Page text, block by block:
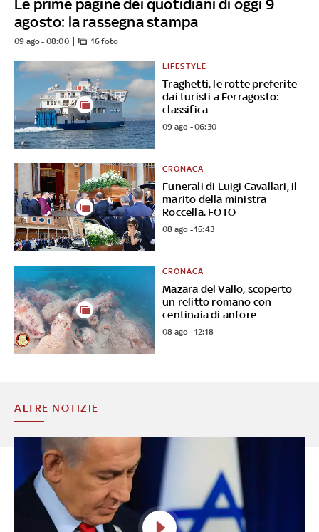
Le prime pagine dei quotidiani di oggi 9
agosto: la rassegna stampa
09 ago - 08:00 16 foto
Traghetti, le rotte preferite
dai turisti a Ferragosto:
classifica
LIFESTYLE
09 ago - 06:30
Funerali di Luigi Cavallari, il
marito della ministra
Roccella. FOTO
CRONACA
08 ago - 15:43
Mazara del Vallo, scoperto
un relitto romano con
centinaia di anfore
CRONACA
08 ago - 12:18
ALTRE NOTIZIE